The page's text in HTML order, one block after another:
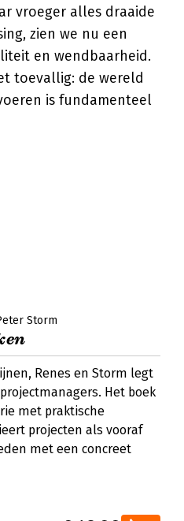
vroeger alles draaide
zien we nu een
en wendbaarheid.
toevallig: de wereld
is fundamenteel
Storm
Renes en Storm legt
Het boek
met praktische
projecten als vooraf
met een concreet